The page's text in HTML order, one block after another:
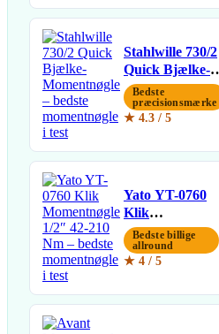
Stahlwille 730/2
Quick Bjælke-
Momentnøgle
Bedste
præcisionsmærke
★ 4.3 / 5
Yato YT-0760
Klik
Momentnøgle
1/2″ 42-210 Nm
Bedste billige
allround
★ 4 / 5